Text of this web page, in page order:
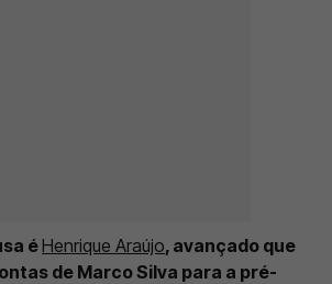
éHenrique Araújo, avançado que
de Marco Silva para a pré-